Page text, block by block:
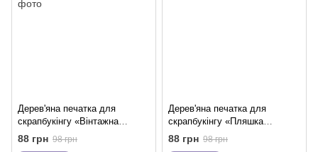
Дерев'яна печатка для
скрапбукінгу «Вінтажна
Банка» (в коробці)
88 грн 98 грн
Дерев'яна печатка для
скрапбукінгу «Пляшка
Бажань»
88 грн 98 грн